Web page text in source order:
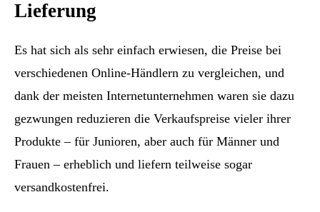
Lieferung
Es hat sich als sehr einfach erwiesen, die Preise bei
verschiedenen Online-Händlern zu vergleichen, und
dank der meisten Internetunternehmen waren sie dazu
gezwungen reduzieren die Verkaufspreise vieler ihrer
Produkte – für Junioren, aber auch für Männer und
Frauen – erheblich und liefern teilweise sogar
versandkostenfrei.